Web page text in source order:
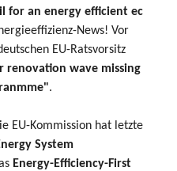
for an energy efficient ec
News! Vor
EU-Ratsvorsitz
renovation wave missing
.
EU-Kommission hat letzte
System
Energy-Efficiency-First